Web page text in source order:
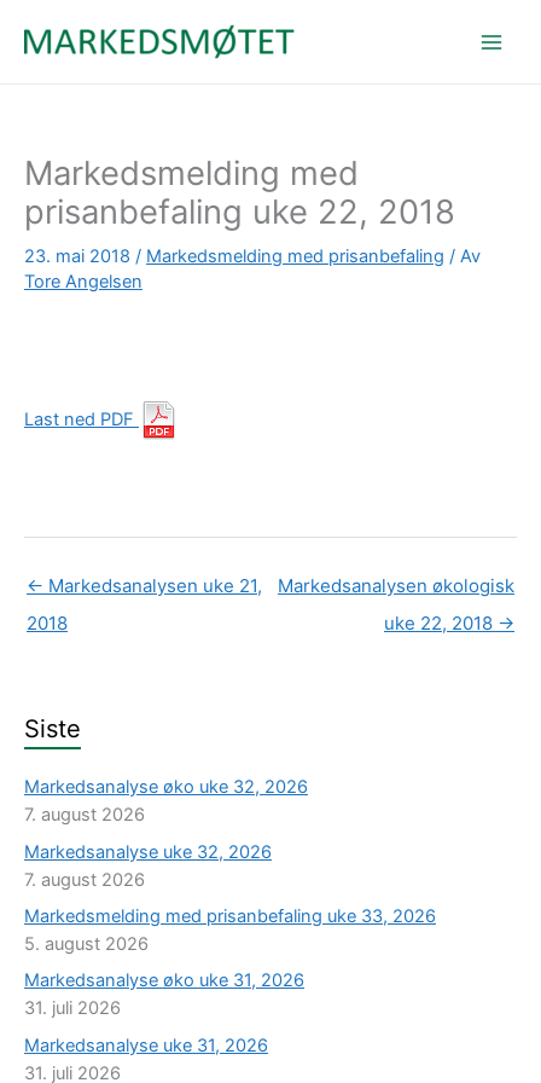
Markedsmelding med
prisanbefaling uke 22, 2018
23. mai 2018 / Markedsmelding med prisanbefaling / Av
Tore Angelsen
Last ned PDF
← Markedsanalysen uke 21,
2018
Markedsanalysen økologisk
uke 22, 2018 →
Siste
Markedsanalyse øko uke 32, 2026
7. august 2026
Markedsanalyse uke 32, 2026
7. august 2026
Markedsmelding med prisanbefaling uke 33, 2026
5. august 2026
Markedsanalyse øko uke 31, 2026
31. juli 2026
Markedsanalyse uke 31, 2026
31. juli 2026